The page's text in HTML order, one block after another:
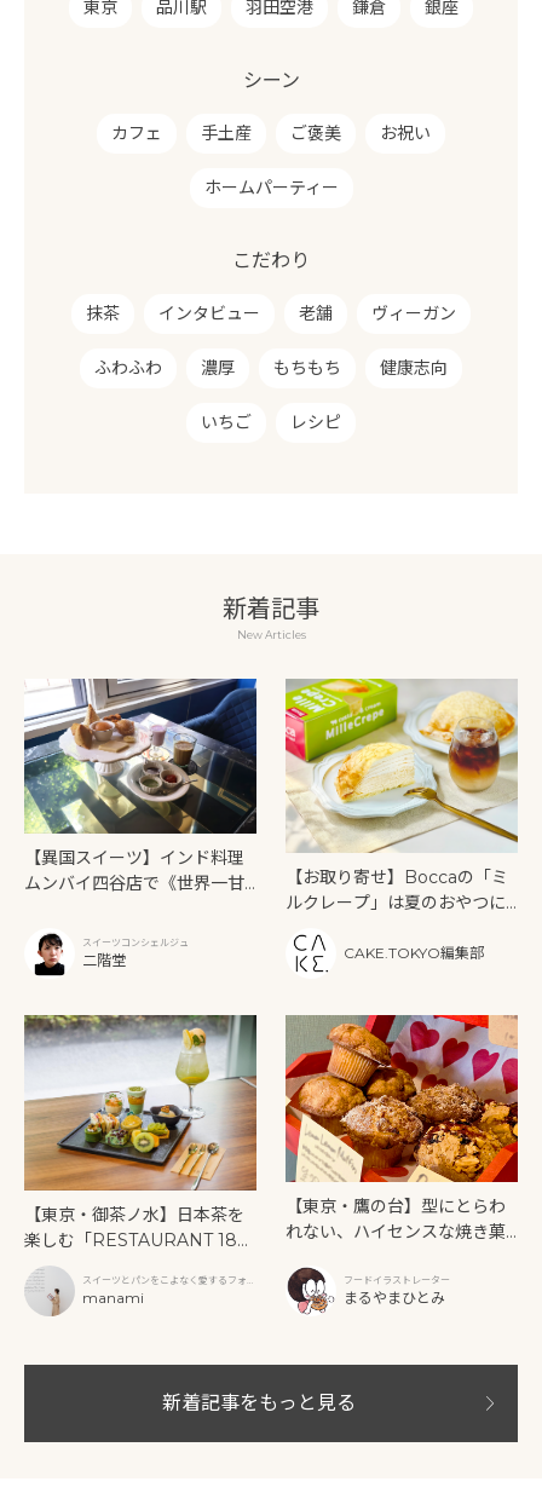
東京 品川駅 羽田空港 鎌倉 銀座
シーン
カフェ 手土産 ご褒美 お祝い
ホームパーティー
こだわり
抹茶 インタビュー 老舗 ヴィーガン
ふわふわ 濃厚 もちもち 健康志向
いちご レシピ
新着記事
New Articles
【異国スイーツ】インド料理
ムンバイ四谷店で《世界一甘
ー》を味わうスイーツコンシェルジュ
二階堂
【お取り寄せ】Boccaの「ミ
ルクレープ」は夏のおやつに
CAKE.TOKYO編集部
【東京・御茶ノ水】日本茶を
楽しむ「RESTAURANT 189
9 OCHANOMIZU」の抹茶ア
フタヌーンティーと新作クリ
ームソーダ
スイーツとパンをこよなく愛するフォト
グラファー
manami
【東京・鷹の台】型にとらわ
れない、ハイセンスな焼き菓
フードイラストレーター
まるやまひとみ
新着記事をもっと見る